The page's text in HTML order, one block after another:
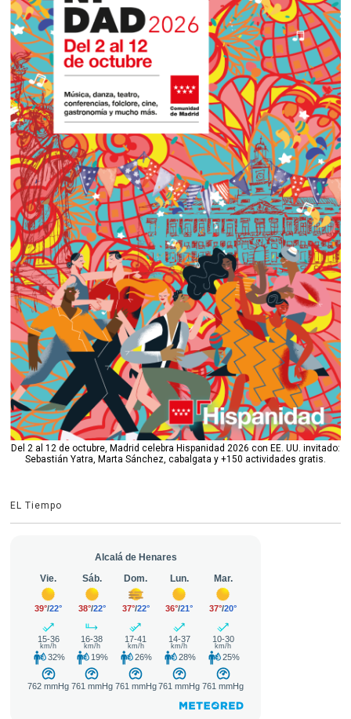
Del 2 al 12 de octubre, Madrid celebra Hispanidad 2026 con EE. UU. invitado:
Sebastián Yatra, Marta Sánchez, cabalgata y +150 actividades gratis.
EL Tiempo